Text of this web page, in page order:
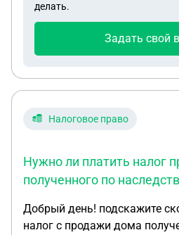
делать.
Задать свой
Налоговое право
Нужно ли платить налог
полученного по
Добрый день! подскажите сколько нужно платить
налог с продажи дома